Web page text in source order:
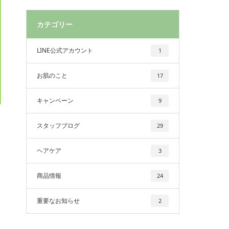
カテゴリー
LINE公式アカウント 1
お肌のこと 17
キャンペーン 9
スタッフブログ 29
ヘアケア 3
商品情報 24
重要なお知らせ 2